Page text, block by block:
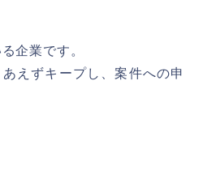
企業です。
えずキープし、案件への申